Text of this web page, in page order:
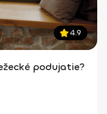
4.9
podujatie?